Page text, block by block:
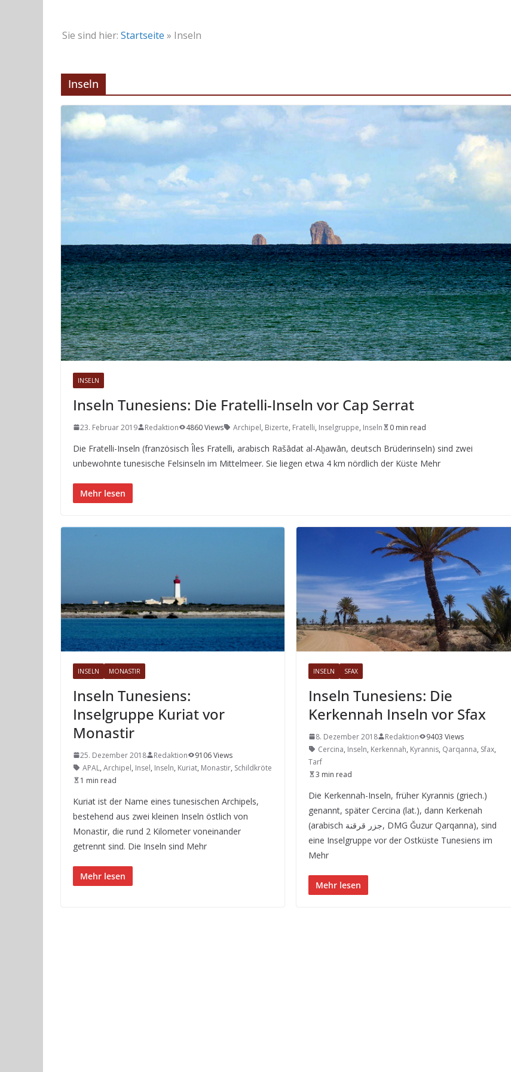
Sie sind hier: Startseite » Inseln
Inseln
INSELN
Inseln Tunesiens: Die Fratelli-Inseln vor Cap Serrat
23. Februar 2019 Redaktion 4860 Views Archipel, Bizerte, Fratelli, Inselgruppe, Inseln 0 min read
Die Fratelli-Inseln (französisch Îles Fratelli, arabisch Rašādat al-Aḫawān, deutsch Brüderinseln) sind zwei
unbewohnte tunesische Felsinseln im Mittelmeer. Sie liegen etwa 4 km nördlich der Küste Mehr
Mehr lesen
INSELN MONASTIR
Inseln Tunesiens:
Inselgruppe Kuriat vor
Monastir
25. Dezember 2018 Redaktion
9106 Views
APAL, Archipel, Insel, Inseln, Kuriat, Monastir, Schildkröte
1 min read
Kuriat ist der Name eines tunesischen Archipels,
bestehend aus zwei kleinen Inseln östlich von
Monastir, die rund 2 Kilometer voneinander
getrennt sind. Die Inseln sind Mehr
Mehr lesen
INSELN SFAX
Inseln Tunesiens: Die
Kerkennah Inseln vor Sfax
8. Dezember 2018 Redaktion
9403 Views
Cercina, Inseln, Kerkennah, Kyrannis, Qarqanna, Sfax,
Tarf
3 min read
Die Kerkennah-Inseln, früher Kyrannis (griech.)
genannt, später Cercina (lat.), dann Kerkenah
(arabisch جزر قرقنة, DMG Ǧuzur Qarqanna), sind
eine Inselgruppe vor der Ostküste Tunesiens im
Mehr
Mehr lesen